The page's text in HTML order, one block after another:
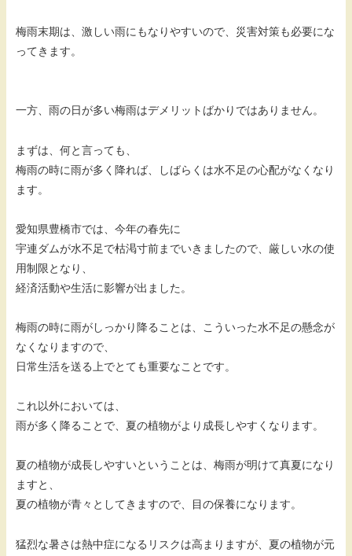
梅雨末期は、激しい雨にもなりやすいので、災害対策も必要にな
ってきます。
一方、雨の日が多い梅雨はデメリットばかりではありません。
まずは、何と言っても、
梅雨の時に雨が多く降れば、しばらくは水不足の心配がなくなり
ます。
愛知県豊橋市では、今年の春先に
宇連ダムが水不足で枯渇寸前までいきましたので、厳しい水の使
用制限となり、
経済活動や生活に影響が出ました。
梅雨の時に雨がしっかり降ることは、こういった水不足の懸念が
なくなりますので、
日常生活を送る上でとても重要なことです。
これ以外においては、
雨が多く降ることで、夏の植物がより成長しやすくなります。
夏の植物が成長しやすいということは、梅雨が明けて真夏になり
ますと、
夏の植物が青々としてきますので、目の保養になります。
猛烈な暑さは熱中症になるリスクは高まりますが、夏の植物が元